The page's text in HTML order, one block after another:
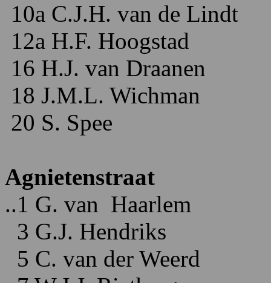
10a C.J.H. van de Lindt
12a H.F. Hoogstad
16 H.J. van Draanen
18 J.M.L. Wichman
20 S. Spee
Agnietenstraat
..1 G. van Haarlem
3 G.J. Hendriks
5 C. van der Weerd